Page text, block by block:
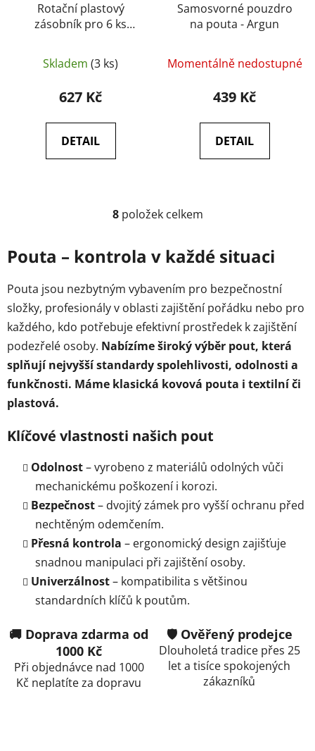
Rotační plastový
zásobník pro 6 ks
(HTH-16) - ESP
Skladem (3 ks)
627 Kč
DETAIL
Samosvorné pouzdro
na pouta - Argun
Momentálně nedostupné
439 Kč
DETAIL
O
l
á
d
a
c
í
p
r
v
k
ý
i
s
u
8položek celkem
Pouta – kontrola v každé situaci
Pouta jsou nezbytným vybavením pro bezpečnostní
složky, profesionály v oblasti zajištění pořádku nebo pro
každého, kdo potřebuje efektivní prostředek k zajištění
podezřelé osoby. Nabízíme široký výběr pout, která
splňují nejvyšší standardy spolehlivosti, odolnosti a
funkčnosti. Máme klasická kovová pouta i textilní či
plastová.
Klíčové vlastnosti našich pout
Odolnost– vyrobeno z materiálů odolných vůči
mechanickému poškození i korozi.
Bezpečnost– dvojitý zámek pro vyšší ochranu před
nechtěným odemčením.
Přesná kontrola – ergonomický design zajišťuje
snadnou manipulaci při zajištění osoby.
Univerzálnost– kompatibilita s většinou
standardních klíčů k poutům.
🚚 Doprava zdarma od
1000 Kč
Při objednávce nad 1000
Kč neplatíte za dopravu
🛡️ Ověřený prodejce
Dlouholetá tradice přes 25
let a tisíce spokojených
zákazníků